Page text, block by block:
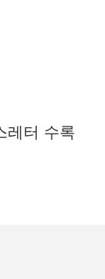
레터 수록